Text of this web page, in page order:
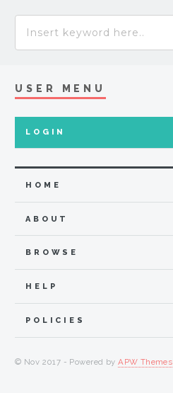
USER MENU
LOGIN
HOME
ABOUT
BROWSE
HELP
POLICIES
© Nov 2017 - Powered byAPW Themes